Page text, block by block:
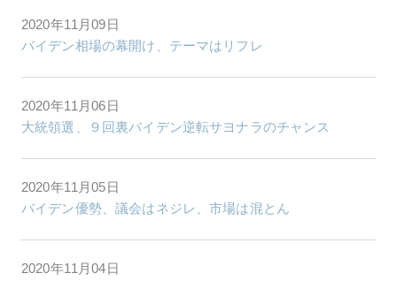
2020年11月09日
バイデン相場の幕開け、テーマはリフレ
2020年11月06日
大統領選、９回裏バイデン逆転サヨナラのチャンス
2020年11月05日
バイデン優勢、議会はネジレ、市場は混とん
2020年11月04日